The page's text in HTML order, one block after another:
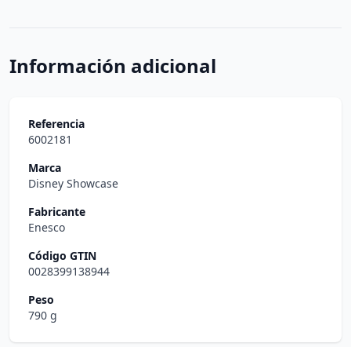
Información adicional
Referencia
6002181
Marca
Disney Showcase
Fabricante
Enesco
Código GTIN
0028399138944
Peso
790 g